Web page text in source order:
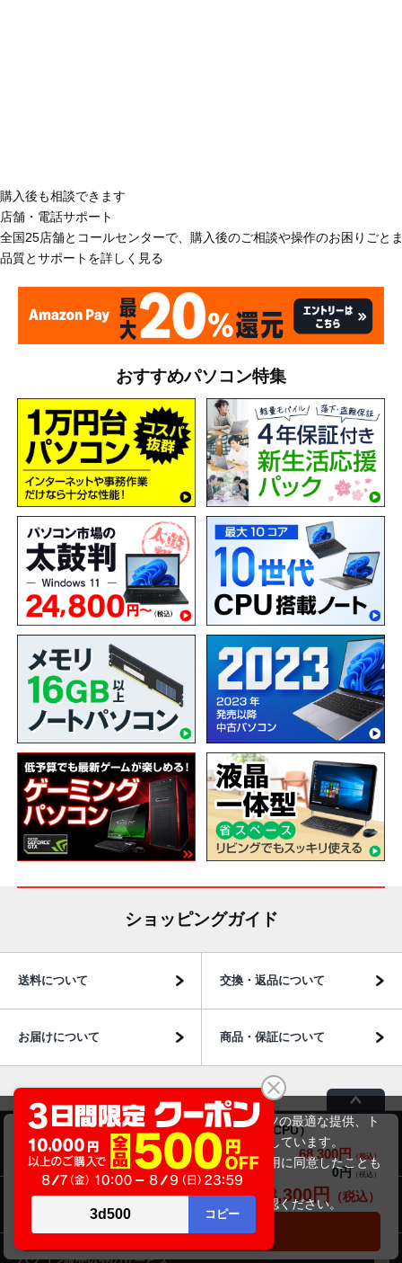
mouse computer NJGN97X166T（第9世代CPU）
商品価格(税込) 68,300円
72,800円
オプション小計価格(税込)
0円
商品合計価格(税込)
68,300円
カートに入れる
購入後も相談できます
店舗・電話サポート
全国25店舗とコールセンターで、購入後のご相談や操作のお困りごと
品質とサポートを詳しく見る
おすすめパソコン特集
ショッピングガイド
送料について 交換・返品について
お届けについて 商品・保証について
商品のご案内
当サイトでは利用体験の向上およびコンテンツの最適な提供、ト
ラフィックの分析を目的としてCookieを使用しています。
サイトの閲覧を継続された場合、Cookieの利用に同意したことも
のといたします。
をご確認ください。
承諾する